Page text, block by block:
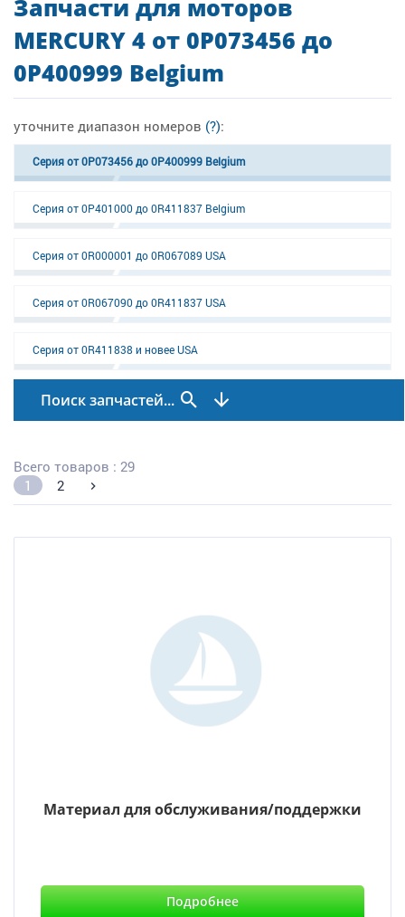
Запчасти для моторов
MERCURY 4 от 0P073456 до
0P400999 Belgium
уточните диапазон номеров (?):
Серия от 0P073456 до 0P400999 Belgium
Серия от 0P401000 до 0R411837 Belgium
Серия от 0R000001 до 0R067089 USA
Серия от 0R067090 до 0R411837 USA
Серия от 0R411838 и новее USA
Поиск запчастей...
Всего товаров : 29
1
2
Материал для обслуживания/поддержки
Подробнее